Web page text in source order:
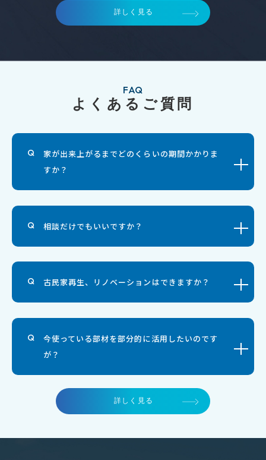
詳しく見る
FAQ
よくあるご質問
家が出来上がるまでどのくらいの期間かかりま
すか？
相談だけでもいいですか？
古民家再生、リノベーションはできますか？
今使っている部材を部分的に活用したいのです
が？
詳しく見る